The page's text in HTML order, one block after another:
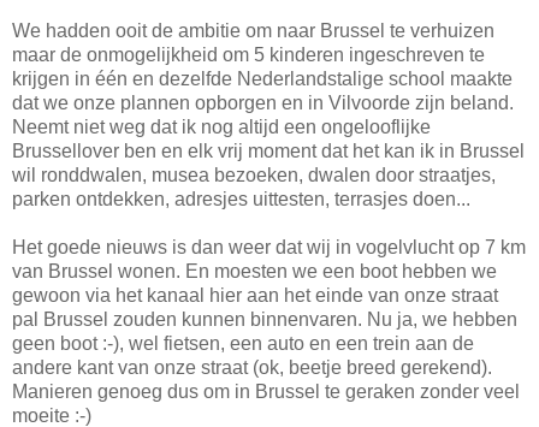
We hadden ooit de ambitie om naar Brussel te verhuizen
maar de onmogelijkheid om 5 kinderen ingeschreven te
krijgen in één en dezelfde Nederlandstalige school maakte
dat we onze plannen opborgen en in Vilvoorde zijn beland.
Neemt niet weg dat ik nog altijd een ongelooflijke
Brussellover ben en elk vrij moment dat het kan ik in Brussel
wil ronddwalen, musea bezoeken, dwalen door straatjes,
parken ontdekken, adresjes uittesten, terrasjes doen...
Het goede nieuws is dan weer dat wij in vogelvlucht op 7 km
van Brussel wonen. En moesten we een boot hebben we
gewoon via het kanaal hier aan het einde van onze straat
pal Brussel zouden kunnen binnenvaren. Nu ja, we hebben
geen boot :-), wel fietsen, een auto en een trein aan de
andere kant van onze straat (ok, beetje breed gerekend).
Manieren genoeg dus om in Brussel te geraken zonder veel
moeite :-)